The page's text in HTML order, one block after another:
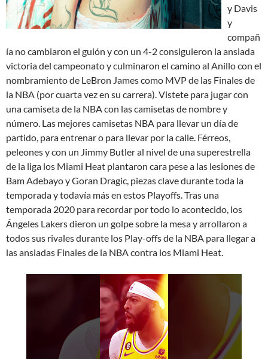
y Davis
y
compañ
ía no cambiaron el guión y con un 4-2 consiguieron la ansiada
victoria del campeonato y culminaron el camino al Anillo con el
nombramiento de LeBron James como MVP de las Finales de
la NBA (por cuarta vez en su carrera). Vistete para jugar con
una camiseta de la NBA con las camisetas de nombre y
número. Las mejores camisetas NBA para llevar un día de
partido, para entrenar o para llevar por la calle. Férreos,
peleones y con un Jimmy Butler al nivel de una superestrella
de la liga los Miami Heat plantaron cara pese a las lesiones de
Bam Adebayo y Goran Dragic, piezas clave durante toda la
temporada y todavía más en estos Playoffs. Tras una
temporada 2020 para recordar por todo lo acontecido, los
Ángeles Lakers dieron un golpe sobre la mesa y arrollaron a
todos sus rivales durante los Play-offs de la NBA para llegar a
las ansiadas Finales de la NBA contra los Miami Heat.